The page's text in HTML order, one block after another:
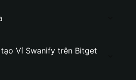
Ví Swanify trên Bitget